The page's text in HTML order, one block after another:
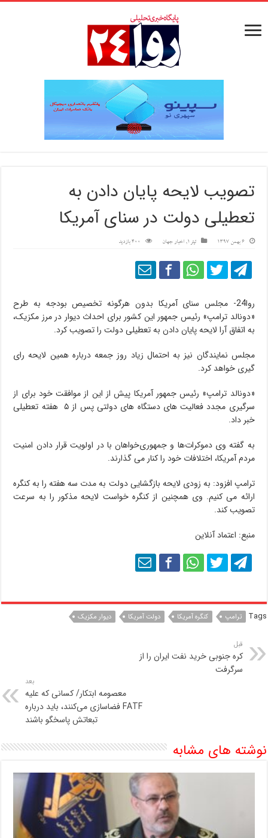
تصویب لایحه پایان دادن به
تعطیلی دولت در سنای آمریکا
6 بهمن 1397 تیتر1 ,اخبار جهان 400 بازدید
روا24- مجلس سنای آمریکا بدون هرگونه تخصیص بودجه به طرح
«دونالد ترامپ» رئیس جمهور این کشور برای احداث دیوار در مرز مکزیک،
به اتفاق آرا لایحه پایان دادن به تعطیلی دولت را تصویب کرد.
مجلس نمایندگان نیز به احتمال زیاد روز جمعه درباره همین لایحه رای
گیری خواهد کرد.
«دونالد ترامپ» رئیس جمهور آمریکا پیش از این از موافقت خود برای از
سرگیری مجدد فعالیت های دستگاه های دولتی پس از ۵ هفته تعطیلی
خبر داد.
به گفته وی دموکرات‌ها و جمهوری‌خواهان با در اولویت قرار دادن امنیت
مردم آمریکا، اختلافات خود را کنار می گذارند.
ترامپ افزود: به زودی لایحه بازگشایی دولت به مدت سه هفته را به کنگره
ارائه می کنیم. وی همچنین از کنگره خواست لایحه مذکور را به سرعت
تصویب کند.
منبع: اعتماد آنلاین
Tags ترامپ کنگره آمریکا دولت آمریکا دیوار مکزیک
قبل
کره جنوبی خرید نفت ایران را از
سرگرفت
بعد
معصومه ابتکار/ کسانی که علیه
FATF فضاسازی می‌کنند، باید درباره
تبعاتش پاسخگو باشند
نوشته های مشابه